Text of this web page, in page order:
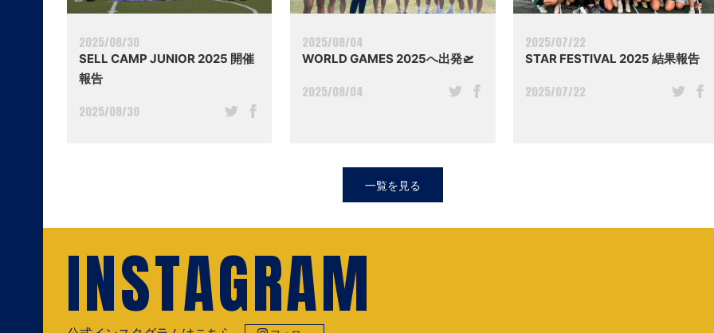
2025/08/30
SELL CAMP JUNIOR 2025 開催
報告
2025/08/30
2025/08/04
WORLD GAMES 2025へ出発🛫
2025/08/04
2025/07/22
STAR FESTIVAL 2025 結果報告
2025/07/22
一覧を見る
INSTAGRAM